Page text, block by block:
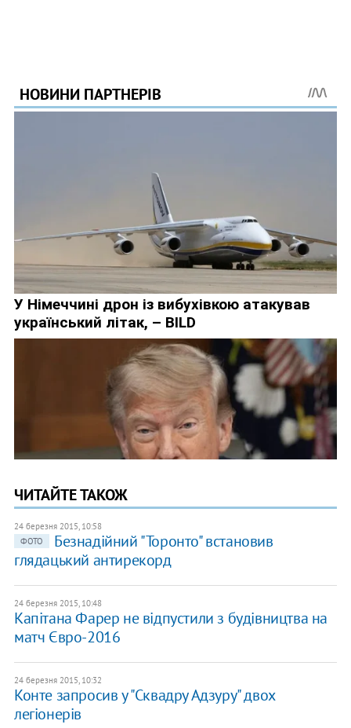
ЧИТАЙТЕ ТАКОЖ
24 березня 2015, 10:58
ФОТО
Безнадійний "Торонто" встановив
глядацький антирекорд
24 березня 2015, 10:48
Капітана Фарер не відпустили з будівництва на
матч Євро-2016
24 березня 2015, 10:32
Конте запросив у "Сквадру Адзуру" двох
легіонерів